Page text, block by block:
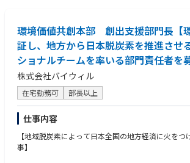
・Pythonを用いたデータ処理、特徴量エンジニア
化・標準化
・本番運用を見据えたMLOps設計、モデルの継続的
・AIコンサルタントや顧客と連携した、分析方針の
定義
・ジュニア・ミドル層のデータサイエンティストへ
レビュー・育成
・社内外で再利用可能な分析パターン・技術資産・
計・蓄積
【プロジェクト事例】
・市場分析モデルの開発・運用支援
・応用数学・情報科学・計量経済学などの修士課程
・技術文書の読解・基本的なビジネス英語でのコミ
＜求める人物像＞
・分析やモデル開発を通じて、事業や現場に直接的
したい方
・課題設定からモデル設計、実装・運用までを自走
のある方
・チームメンバーと積極的に協働しながら、技術的
揮できる方
・実務から得た知見を体系化し、再現性のある仕組
残していける方
環境価値共創本部 創出支援部門長【
証し、地方から日本脱炭素を推進させ
ショナルチームを率いる部門責任者を
株式会社バイウィル
在宅勤務可 部長以上
仕事内容
【地域脱炭素によって日本全国の地方経済に火を
事】